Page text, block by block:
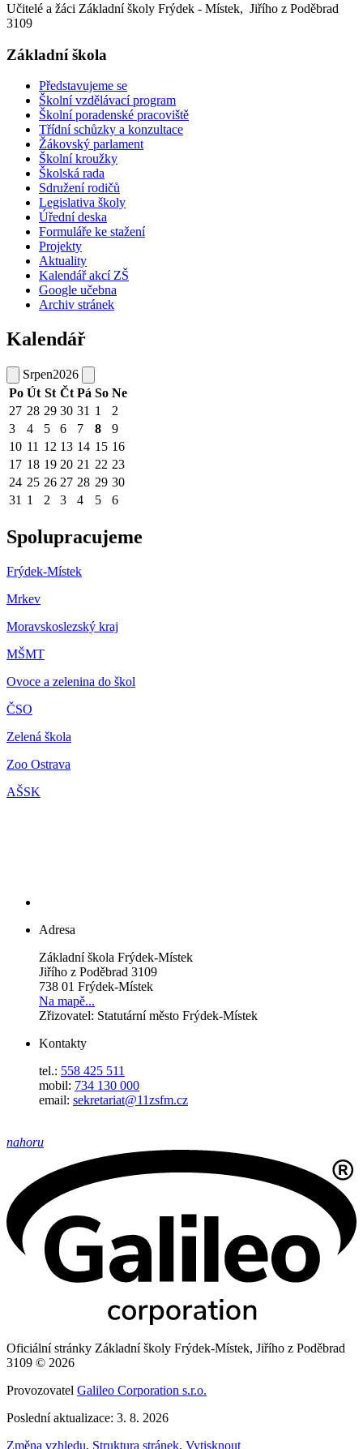
Učitelé a žáci Základní školy Frýdek - Místek, Jiřího z Poděbrad
3109
Základní škola
Představujeme se
Školní vzdělávací program
Školní poradenské pracoviště
Třídní schůzky a konzultace
Žákovský parlament
Školní kroužky
Školská rada
Sdružení rodičů
Legislativa školy
Úřední deska
Formuláře ke stažení
Projekty
Aktuality
Kalendář akcí ZŠ
Google učebna
Archiv stránek
Kalendář
Srpen2026
Po Út St Čt Pá So Ne
27 28 29 30 31 1
2
3
4 5 6 7 8
9
10 11 12 13 14 15 16
17 18 19 20 21 22 23
24 25 26 27 28 29 30
31 1 2 3 4 5 6
Spolupracujeme
Frýdek-Místek
Mrkev
Moravskoslezský kraj
MŠMT
Ovoce a zelenina do škol
ČSO
Zelená škola
Zoo Ostrava
AŠSK
Adresa
Základní škola Frýdek-Místek
Jiřího z Poděbrad 3109
738 01 Frýdek-Místek
Na mapě...
Zřizovatel: Statutární město Frýdek-Místek
Kontakty
tel.: 558 425 511
mobil: 734 130 000
email: sekretariat@11zsfm.cz
nahoru
Oficiální stránky Základní školy Frýdek-Místek, Jiřího z Poděbrad
3109 © 2026
Provozovatel Galileo Corporation s.r.o.
Poslední aktualizace: 3. 8. 2026
Změna vzhledu, Struktura stránek, Vytisknout